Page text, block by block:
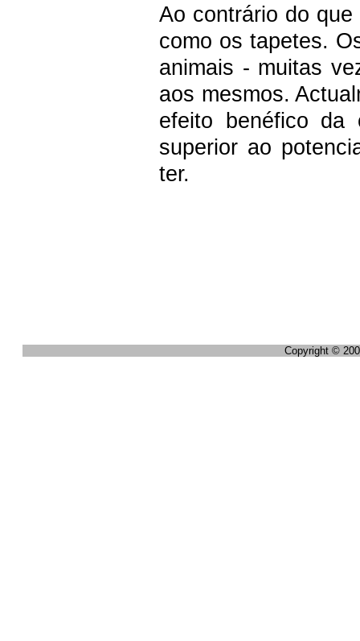
Ao contrário do
como os tapetes.
animais - muitas
aos mesmos.
efeito benéfico da
superior ao
ter.
Copyright ©